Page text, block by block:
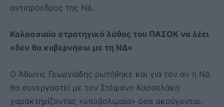
αντιπρόεδρος της ΝΔ.
Κολοσσιαίο στρατηγικό λάθος του ΠΑΣΟΚ να λέει
«δεν θα κυβερνήσω με τη ΝΔ»
Ο Άδωνις Γεωργιάδης ρωτήθηκε και για τον αν η ΝΔ
θα συνεργαστεί με τον Στέφανο Κασσελάκη
χαρακτηρίζοντας «υποβολιμαία» όσα ακούγονται.